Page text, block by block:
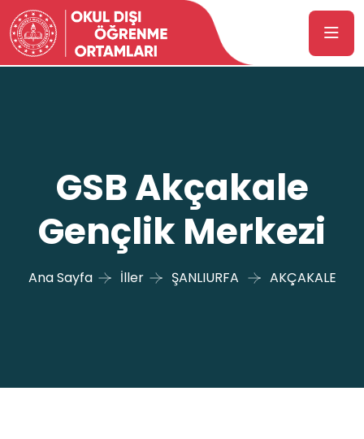
GSB Akçakale
Gençlik Merkezi
Ana Sayfa İller ŞANLIURFA AKÇAKALE